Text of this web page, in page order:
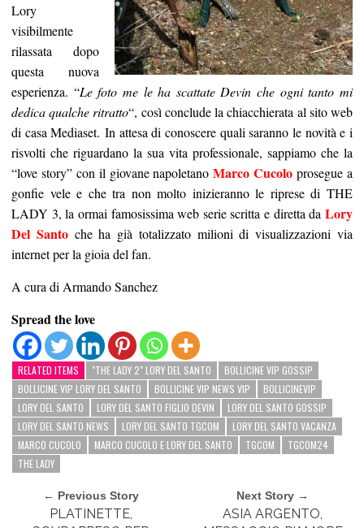
Lory
visibilmente
rilassata dopo
questa nuova
esperienza. “Le foto me le ha scattate Devin che ogni tanto mi
dedica qualche ritratto“, così conclude la chiacchierata al sito web
di casa Mediaset. In attesa di conoscere quali saranno le novità e i
risvolti che riguardano la sua vita professionale, sappiamo che la
“love story” con il giovane napoletanoMarco Cucolo prosegue a
gonfie vele e che tra non molto inizieranno le riprese di THE
LADY 3, la ormai famosissima web serie scritta e diretta da Lory
Del Santoche ha già totalizzato milioni di visualizzazioni via
internet per la gioia del fan.
A cura di Armando Sanchez
Spread the love
RELATED ITEMS "THE LADY 2" LORY DEL SANTO
BOLLICINE VIP GOSSIP
BOLLICINE VIP LORY DEL SANTO
BOLLICINE VIP NEWS VIP
BOLLICINEVIP
LORY DEL SANTO
LORY DEL SANTO FIGLIO DEVIN
LORY DEL SANTO GOSSIP
LORY DEL SANTO NEWS
LORY DEL SANTO TGCOM
LORY DEL SANTO VACANZA
MARCO CUCOLO
MARCO CUCOLO E LORY DEL SANTO TGCOM
TGCOM24
THE LADY
← Previous Story
PLATINETTE,
Next Story →
ASIA ARGENTO,